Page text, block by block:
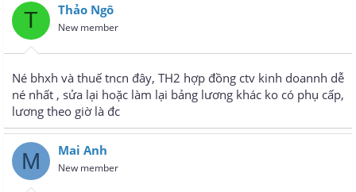
T Thảo Ngô
New member
Né bhxh và thuế tncn đây, TH2 hợp đồng ctv kinh doannh dễ
né nhất , sửa lại hoặc làm lại bảng lương khác ko có phụ cấp,
lương theo giờ là đc
M Mai Anh
New member